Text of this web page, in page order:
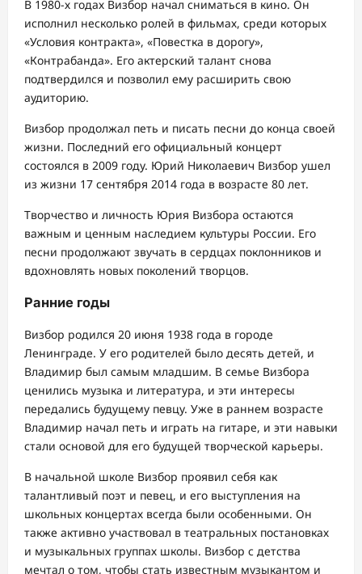
В 1980-х годах Визбор начал сниматься в кино. Он
исполнил несколько ролей в фильмах, среди которых
«Условия контракта», «Повестка в дорогу»,
«Контрабанда». Его актерский талант снова
подтвердился и позволил ему расширить свою
аудиторию.
Визбор продолжал петь и писать песни до конца своей
жизни. Последний его официальный концерт
состоялся в 2009 году. Юрий Николаевич Визбор ушел
из жизни 17 сентября 2014 года в возрасте 80 лет.
Творчество и личность Юрия Визбора остаются
важным и ценным наследием культуры России. Его
песни продолжают звучать в сердцах поклонников и
вдохновлять новых поколений творцов.
Ранние годы
Визбор родился 20 июня 1938 года в городе
Ленинграде. У его родителей было десять детей, и
Владимир был самым младшим. В семье Визбора
ценились музыка и литература, и эти интересы
передались будущему певцу. Уже в раннем возрасте
Владимир начал петь и играть на гитаре, и эти навыки
стали основой для его будущей творческой карьеры.
В начальной школе Визбор проявил себя как
талантливый поэт и певец, и его выступления на
школьных концертах всегда были особенными. Он
также активно участвовал в театральных постановках
и музыкальных группах школы. Визбор с детства
мечтал о том, чтобы стать известным музыкантом и